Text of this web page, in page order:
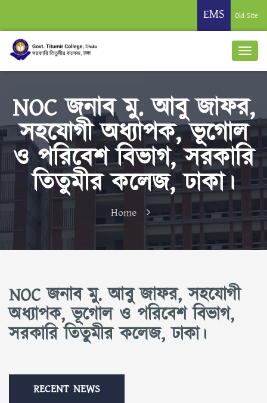
EMS Old Site
NOC জনাব মু. আবু জাফর,
সহযোগী অধ্যাপক, ভূগোল
ও পরিবেশ বিভাগ, সরকারি
তিতুমীর কলেজ, ঢাকা।
Home
NOC জনাব মু. আবু জাফর, সহযোগী
অধ্যাপক, ভূগোল ও পরিবেশ বিভাগ,
সরকারি তিতুমীর কলেজ, ঢাকা।
RECENT NEWS